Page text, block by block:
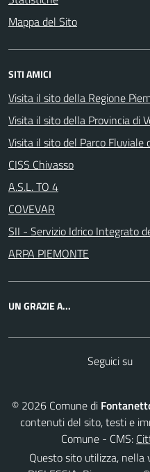
Mappa del Sito
SITI AMICI
Visita il sito della Regione
Visita il sito della Provincia di
Visita il sito del Parco Fluviale
CISS Chivasso
A.S.L. TO 4
COVEVAR
SII - Servizio Idrico Integrato
ARPA PIEMONTE
UN GRAZIE A...
Seguici su
© 2026 Comune di
contenuti del sito, testi e
Comune - CMS:
Questo sito utilizza, nella